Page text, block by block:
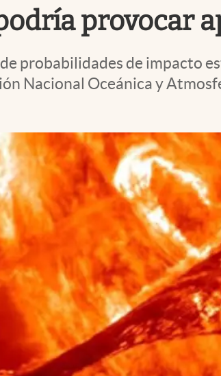
provocar
probabilidades de impacto
Nacional Oceánica y